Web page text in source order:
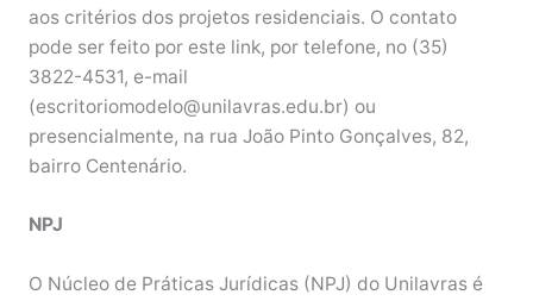
aos critérios dos projetos residenciais. O contato
pode ser feito por este link, por telefone, no (35)
3822-4531, e-mail
(escritoriomodelo@unilavras.edu.br) ou
presencialmente, na rua João Pinto Gonçalves, 82,
bairro Centenário.
NPJ
O Núcleo de Práticas Jurídicas (NPJ) do Unilavras é